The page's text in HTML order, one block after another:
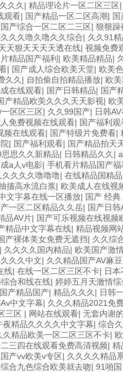
久久 | 精品理论片一区二区三区
观看| 国产精品一区二区高潮|
国产综合一区二区二三区| 狠狠躁
久久噜久噜久久综合| 久久91
天狠天天天天透在线| 视频免费
精品国产福利 | 欧美精品精品|
| 国产成人综合欧美天堂| 欧美
久久 | 自拍偷自拍精品播放| 欧
在线观看| 国产日韩精品| 国产
产精品欧美久久久天天影视| 欧
区区三区| 久久99国产| 日韩
免费视频在线观看| 国产福利观
频在线观看| 国产特级片免费看|
| 国产福利观看| 国产精品拍天
思久久新精品| 日韩精品久久 |
成a人v电影| 手机看片精品国产福
久久久久噜噜噜| 在线精品国精
搐高水流白浆| 欧美成人在线视
文字幕在线一区播放| 国产 经
产一区二区精品久久岳| 国产日
品AV片| 国产可乐视频在线视频
精品中文字幕在线| 精品视频网
产裸体美女免费无遮挡| 久久综
| 久久久久国内精品| 欧美国产激
久久中文| 久久精品国产AV麻
线| 在线一区二区三区不卡| 日
合和线在线| 婷婷五月天激情
产精品国产| 精品久久久 | 日韩
中文字幕| 久久久精品2021免
三区 | 网站在线观看| 无套内谢
夜精品久久久久中文字幕| 综合
久精品欧美一区二区三区不卡|
三四在线观看免费高清视频| 精
国产vv欧美v专区| 久久久久精品
合九色综合欧美就去吻| 91啪